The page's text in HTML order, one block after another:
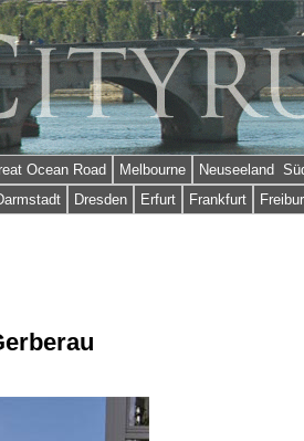
Ocean Road Melbourne
Neuseeland
Dresden Erfurt Frankfurt